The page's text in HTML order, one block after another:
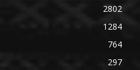
2802
1284
764
297